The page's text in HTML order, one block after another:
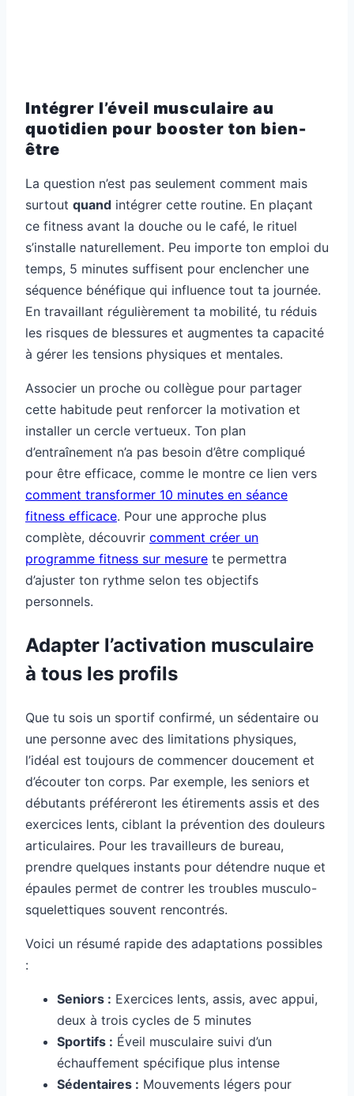
Intégrer l’éveil musculaire au
quotidien pour booster ton bien-
être
La question n’est pas seulement comment mais
surtout quand intégrer cette routine. En plaçant
ce fitness avant la douche ou le café, le rituel
s’installe naturellement. Peu importe ton emploi du
temps, 5 minutes suffisent pour enclencher une
séquence bénéfique qui influence tout ta journée.
En travaillant régulièrement ta mobilité, tu réduis
les risques de blessures et augmentes ta capacité
à gérer les tensions physiques et mentales.
Associer un proche ou collègue pour partager
cette habitude peut renforcer la motivation et
installer un cercle vertueux. Ton plan
d’entraînement n’a pas besoin d’être compliqué
pour être efficace, comme le montre ce lien vers
comment transformer 10 minutes en séance
fitness efficace. Pour une approche plus
complète, découvrir comment créer un
programme fitness sur mesure te permettra
d’ajuster ton rythme selon tes objectifs
personnels.
Adapter l’activation musculaire
à tous les profils
Que tu sois un sportif confirmé, un sédentaire ou
une personne avec des limitations physiques,
l’idéal est toujours de commencer doucement et
d’écouter ton corps. Par exemple, les seniors et
débutants préféreront les étirements assis et des
exercices lents, ciblant la prévention des douleurs
articulaires. Pour les travailleurs de bureau,
prendre quelques instants pour détendre nuque et
épaules permet de contrer les troubles musculo-
squelettiques souvent rencontrés.
Voici un résumé rapide des adaptations possibles
:
Seniors : Exercices lents, assis, avec appui,
deux à trois cycles de 5 minutes
Sportifs : Éveil musculaire suivi d’un
échauffement spécifique plus intense
Sédentaires : Mouvements légers pour